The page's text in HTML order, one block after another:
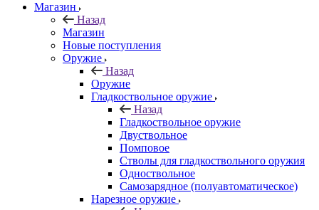
Магазин
Назад
Магазин
Новые поступления
Оружие
Назад
Оружие
Гладкоствольное оружие
Назад
Гладкоствольное оружие
Двуствольное
Помповое
Стволы для гладкоствольного оружия
Одноствольное
Самозарядное (полуавтоматическое)
Нарезное оружие